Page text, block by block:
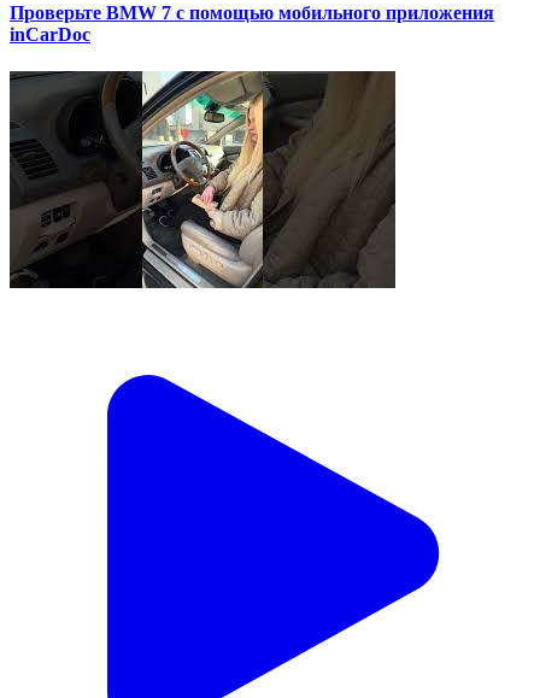
Проверьте BMW 7 с помощью мобильного приложения
inCarDoc